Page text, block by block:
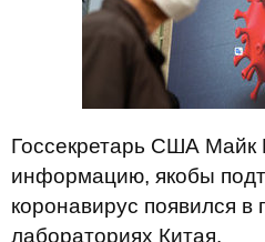
Госсекретарь США Майк
информацию, якобы
коронавирус появился в
лабораториях Китая.